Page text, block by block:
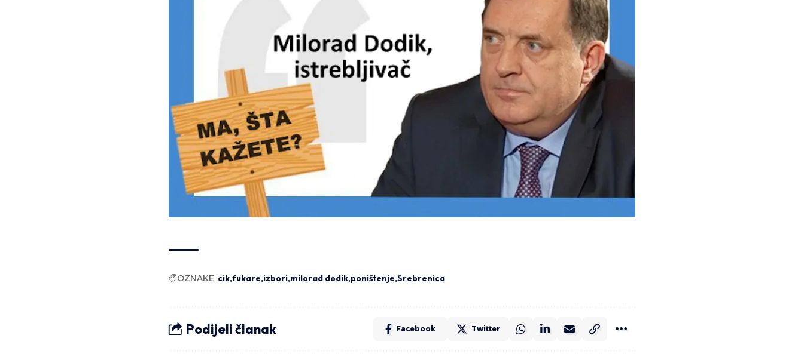
OZNAKE: cik fukare izbori milorad dodik poništenje Srebrenica
Podijeli članak Facebook Twitter